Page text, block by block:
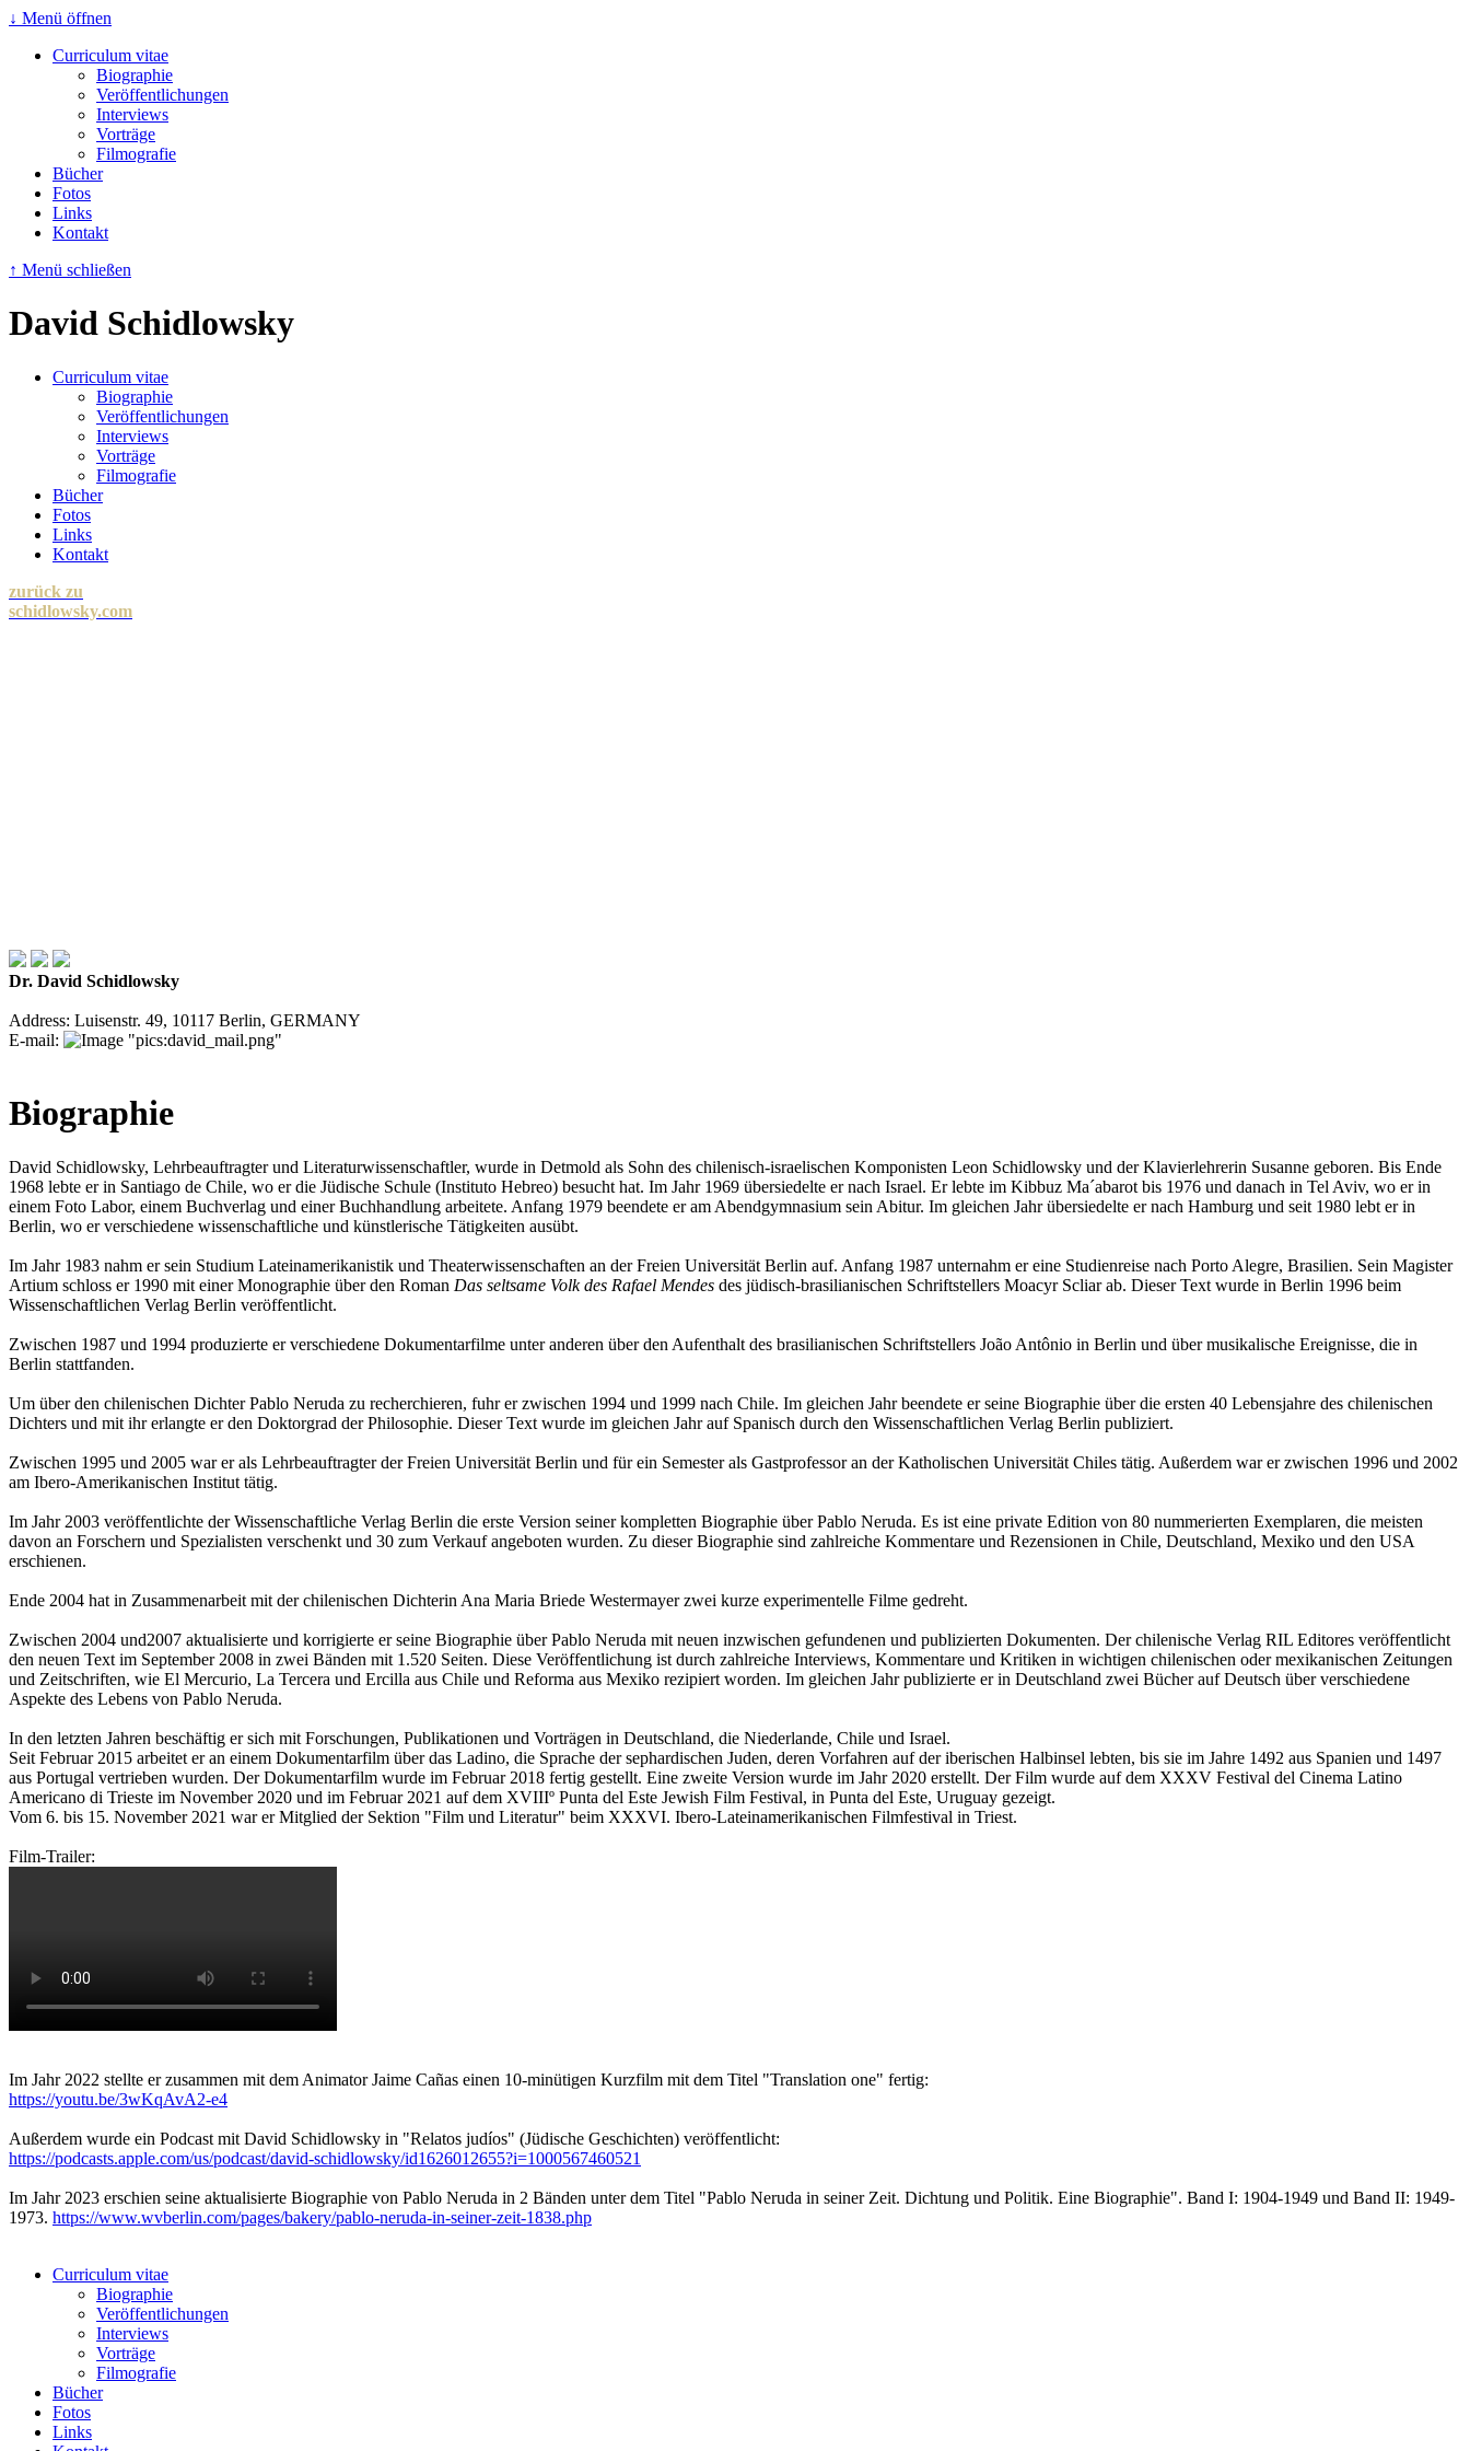
↓ Menü öffnen
Curriculum vitae
Biographie
Veröffentlichungen
Interviews
Vorträge
Filmografie
Bücher
Fotos
Links
Kontakt
↑ Menü schließen
David Schidlowsky
Curriculum vitae
Biographie
Veröffentlichungen
Interviews
Vorträge
Filmografie
Bücher
Fotos
Links
Kontakt
zurück zu
schidlowsky.com
Dr. David Schidlowsky
Address: Luisenstr. 49, 10117 Berlin, GERMANY
E-mail:
Biographie
David Schidlowsky, Lehrbeauftragter und Literaturwissenschaftler, wurde in Detmold als Sohn des chilenisch-israelischen Komponisten Leon Schidlowsky und der Klavierlehrerin Susanne geboren. Bis Ende
1968 lebte er in Santiago de Chile, wo er die Jüdische Schule (Instituto Hebreo) besucht hat. Im Jahr 1969 übersiedelte er nach Israel. Er lebte im Kibbuz Ma´abarot bis 1976 und danach in Tel Aviv, wo er in
einem Foto Labor, einem Buchverlag und einer Buchhandlung arbeitete. Anfang 1979 beendete er am Abendgymnasium sein Abitur. Im gleichen Jahr übersiedelte er nach Hamburg und seit 1980 lebt er in
Berlin, wo er verschiedene wissenschaftliche und künstlerische Tätigkeiten ausübt.
Im Jahr 1983 nahm er sein Studium Lateinamerikanistik und Theaterwissenschaften an der Freien Universität Berlin auf. Anfang 1987 unternahm er eine Studienreise nach Porto Alegre, Brasilien. Sein Magister
Artium schloss er 1990 mit einer Monographie über den Roman Das seltsame Volk des Rafael Mendes des jüdisch-brasilianischen Schriftstellers Moacyr Scliar ab. Dieser Text wurde in Berlin 1996 beim
Wissenschaftlichen Verlag Berlin veröffentlicht.
Zwischen 1987 und 1994 produzierte er verschiedene Dokumentarfilme unter anderen über den Aufenthalt des brasilianischen Schriftstellers João Antônio in Berlin und über musikalische Ereignisse, die in
Berlin stattfanden.
Um über den chilenischen Dichter Pablo Neruda zu recherchieren, fuhr er zwischen 1994 und 1999 nach Chile. Im gleichen Jahr beendete er seine Biographie über die ersten 40 Lebensjahre des chilenischen
Dichters und mit ihr erlangte er den Doktorgrad der Philosophie. Dieser Text wurde im gleichen Jahr auf Spanisch durch den Wissenschaftlichen Verlag Berlin publiziert.
Zwischen 1995 und 2005 war er als Lehrbeauftragter der Freien Universität Berlin und für ein Semester als Gastprofessor an der Katholischen Universität Chiles tätig. Außerdem war er zwischen 1996 und 2002
am Ibero-Amerikanischen Institut tätig.
Im Jahr 2003 veröffentlichte der Wissenschaftliche Verlag Berlin die erste Version seiner kompletten Biographie über Pablo Neruda. Es ist eine private Edition von 80 nummerierten Exemplaren, die meisten
davon an Forschern und Spezialisten verschenkt und 30 zum Verkauf angeboten wurden. Zu dieser Biographie sind zahlreiche Kommentare und Rezensionen in Chile, Deutschland, Mexiko und den USA
erschienen.
Ende 2004 hat in Zusammenarbeit mit der chilenischen Dichterin Ana Maria Briede Westermayer zwei kurze experimentelle Filme gedreht.
Zwischen 2004 und2007 aktualisierte und korrigierte er seine Biographie über Pablo Neruda mit neuen inzwischen gefundenen und publizierten Dokumenten. Der chilenische Verlag RIL Editores veröffentlicht
den neuen Text im September 2008 in zwei Bänden mit 1.520 Seiten. Diese Veröffentlichung ist durch zahlreiche Interviews, Kommentare und Kritiken in wichtigen chilenischen oder mexikanischen Zeitungen
und Zeitschriften, wie El Mercurio, La Tercera und Ercilla aus Chile und Reforma aus Mexiko rezipiert worden. Im gleichen Jahr publizierte er in Deutschland zwei Bücher auf Deutsch über verschiedene
Aspekte des Lebens von Pablo Neruda.
In den letzten Jahren beschäftig er sich mit Forschungen, Publikationen und Vorträgen in Deutschland, die Niederlande, Chile und Israel.
Seit Februar 2015 arbeitet er an einem Dokumentarfilm über das Ladino, die Sprache der sephardischen Juden, deren Vorfahren auf der iberischen Halbinsel lebten, bis sie im Jahre 1492 aus Spanien und 1497
aus Portugal vertrieben wurden. Der Dokumentarfilm wurde im Februar 2018 fertig gestellt. Eine zweite Version wurde im Jahr 2020 erstellt. Der Film wurde auf dem XXXV Festival del Cinema Latino
Americano di Trieste im November 2020 und im Februar 2021 auf dem XVIIIº Punta del Este Jewish Film Festival, in Punta del Este, Uruguay gezeigt.
Vom 6. bis 15. November 2021 war er Mitglied der Sektion "Film und Literatur" beim XXXVI. Ibero-Lateinamerikanischen Filmfestival in Triest.
Film-Trailer:
Im Jahr 2022 stellte er zusammen mit dem Animator Jaime Cañas einen 10-minütigen Kurzfilm mit dem Titel "Translation one" fertig:
https://youtu.be/3wKqAvA2-e4
Außerdem wurde ein Podcast mit David Schidlowsky in "Relatos judíos" (Jüdische Geschichten) veröffentlicht:
https://podcasts.apple.com/us/podcast/david-schidlowsky/id1626012655?i=1000567460521
Im Jahr 2023 erschien seine aktualisierte Biographie von Pablo Neruda in 2 Bänden unter dem Titel "Pablo Neruda in seiner Zeit. Dichtung und Politik. Eine Biographie". Band I: 1904-1949 und Band II: 1949-
1973. https://www.wvberlin.com/pages/bakery/pablo-neruda-in-seiner-zeit-1838.php
Curriculum vitae
Biographie
Veröffentlichungen
Interviews
Vorträge
Filmografie
Bücher
Fotos
Links